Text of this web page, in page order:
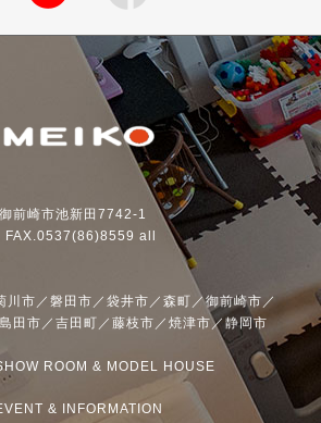
前崎市池新田7742-1
all
川市／磐田市／袋井市／森町／御前崎市／
田市／吉田町／藤枝市／焼津市／静岡市
ROOM & MODEL HOUSE
& INFORMATION